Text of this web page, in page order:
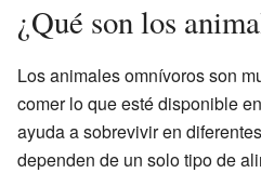
¿Qué son los
Los animales omnívoros son
comer lo que esté disponible
ayuda a sobrevivir en
dependen de un solo tipo de